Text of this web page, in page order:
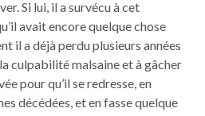
Si lui, il a survécu à cet
avait encore quelque chose
il a déjà perdu plusieurs années
culpabilité malsaine et à gâcher
pour qu’il se redresse, en
décédées, et en fasse quelque